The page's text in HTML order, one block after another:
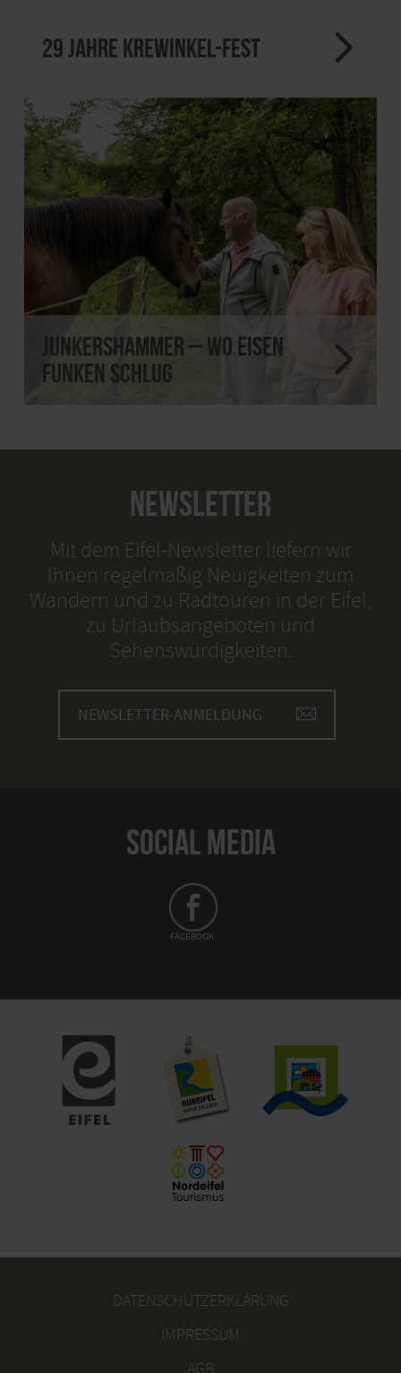
29 Jahre Krewinkel-Fest
Junkershammer – wo Eisen
Funken schlug
NEWSLETTER
Mit dem Eifel-Newsletter liefern wir
Ihnen regelmäßig Neuigkeiten zum
Wandern und zu Radtouren in der Eifel,
zu Urlaubsangeboten und
Sehenswürdigkeiten.
NEWSLETTER-ANMELDUNG
SOCIAL MEDIA
FACEBOOK
DATENSCHUTZERKLÄRUNG
IMPRESSUM
AGB